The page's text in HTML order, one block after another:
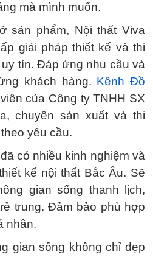
mà mình muốn.
sản phẩm, Nội thất Viva
giải pháp thiết kế và thi
tín. Đáp ứng nhu cầu và
khách hàng. Kênh Đồ
của Công ty TNHH SX
chuyên sản xuất và thi
yêu cầu.
có nhiều kinh nghiệm và
kế nội thất Bắc Âu. Sẽ
gian sống thanh lịch,
trung. Đảm bảo phù hợp
nhân.
gian sống không chỉ đẹp